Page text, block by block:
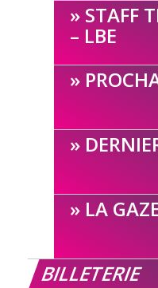
STAFF
– LBE
LA
BILLETERIE